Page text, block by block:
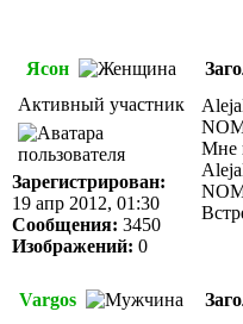
Ясон
Активный участник
Зарегистрирован:
19 апр 2012, 01:30
Сообщения: 3450
Изображений: 0
Мне
Vargos